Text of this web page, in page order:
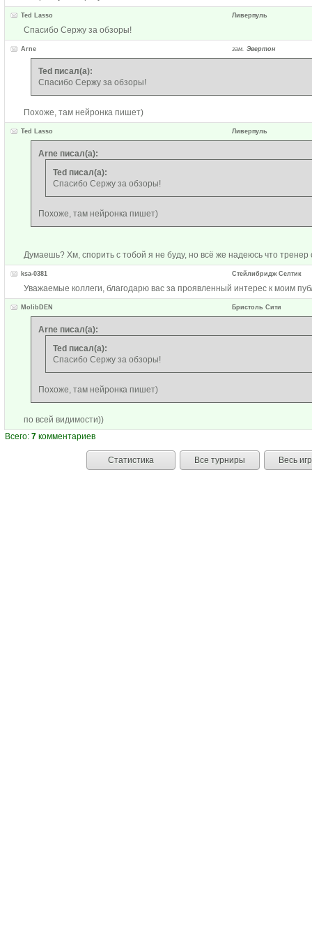
Ted Lasso Ливерпуль
Спасибо Сержу за обзоры!
Arne зам. Эвертон
Ted писал(а):
Спасибо Сержу за обзоры!
Похоже, там нейронка пишет)
Ted Lasso Ливерпуль
Arne писал(а):
Ted писал(а):
Спасибо Сержу за обзоры!
Похоже, там нейронка пишет)
Думаешь? Хм, спорить с тобой я не буду, но всё же надеюсь что тренер
ksa-0381 Стейлибридж Селтик
Уважаемые коллеги, благодарю вас за проявленный интерес к моим
MolibDEN Бристоль Сити
Arne писал(а):
Ted писал(а):
Спасибо Сержу за обзоры!
Похоже, там нейронка пишет)
по всей видимости))
Всего: 7 комментариев
Статистика Все турниры Весь